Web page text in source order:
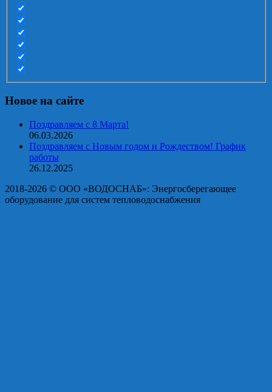
Новое на сайте
Поздравляем с 8 Марта!
06.03.2026
Поздравляем с Новым годом и Рождеством! График
работы
26.12.2025
2018-2026 © OOO «ВОДОСНАБ»: Энергосберегающее
оборудование для систем тепловодоснабжения